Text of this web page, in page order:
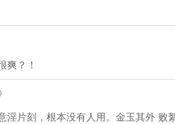
爽？！
淫片刻，根本没有人用。金玉其外 败